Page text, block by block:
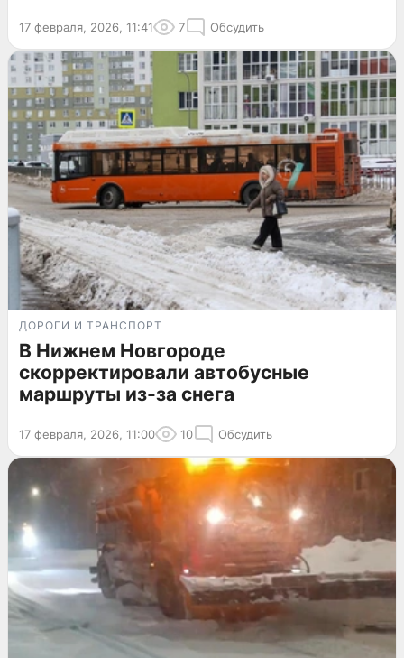
17 февраля, 2026, 11:41 7 Обсудить
ДОРОГИ И ТРАНСПОРТ
В Нижнем Новгороде
скорректировали автобусные
маршруты из-за снега
17 февраля, 2026, 11:00 10 Обсудить